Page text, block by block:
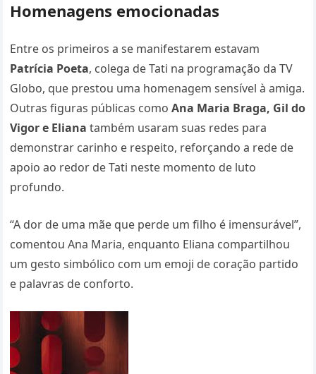
Homenagens emocionadas
Entre os primeiros a se manifestarem estavam
Patrícia Poeta, colega de Tati na programação da TV
Globo, que prestou uma homenagem sensível à amiga.
Outras figuras públicas comoAna Maria Braga, Gil do
Vigor e Eliana também usaram suas redes para
demonstrar carinho e respeito, reforçando a rede de
apoio ao redor de Tati neste momento de luto
profundo.
“A dor de uma mãe que perde um filho é imensurável”,
comentou Ana Maria, enquanto Eliana compartilhou
um gesto simbólico com um emoji de coração partido
e palavras de conforto.